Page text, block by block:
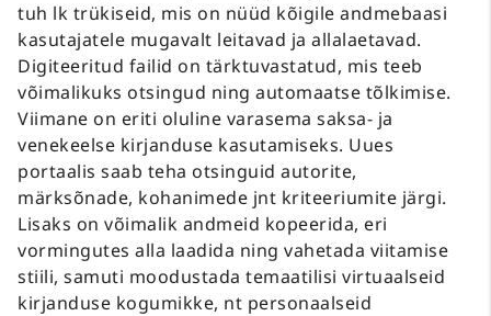
tuh lk trükiseid, mis on nüüd kõigile andmebaasi
kasutajatele mugavalt leitavad ja allalaetavad.
Digiteeritud failid on tärktuvastatud, mis teeb
võimalikuks otsingud ning automaatse tõlkimise.
Viimane on eriti oluline varasema saksa- ja
venekeelse kirjanduse kasutamiseks. Uues
portaalis saab teha otsinguid autorite,
märksõnade, kohanimede jnt kriteeriumite järgi.
Lisaks on võimalik andmeid kopeerida, eri
vormingutes alla laadida ning vahetada viitamise
stiili, samuti moodustada temaatilisi virtuaalseid
kirjanduse kogumikke, nt personaalseid